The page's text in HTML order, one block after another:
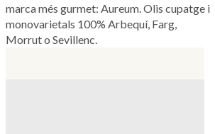
marca més gurmet: Aureum. Olis cupatge i
monovarietals 100% Arbequí, Farg,
Morrut o Sevillenc.